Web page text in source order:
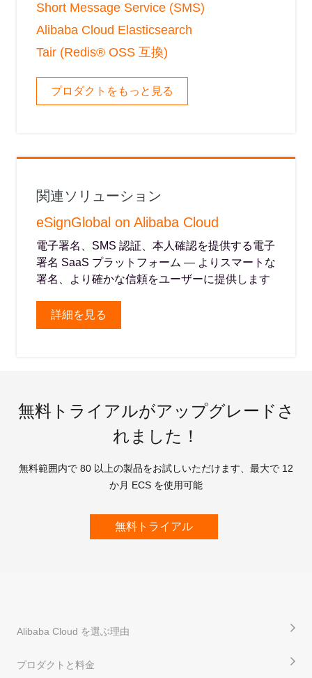
Short Message Service (SMS)
Alibaba Cloud Elasticsearch
Tair (Redis® OSS 互換)
プロダクトをもっと見る
関連ソリューション
eSignGlobal on Alibaba Cloud
電子署名、SMS 認証、本人確認を提供する電子
署名 SaaS プラットフォーム — よりスマートな
署名、より確かな信頼をユーザーに提供します
詳細を見る
無料トライアルがアップグレードさ
れました！
無料範囲内で 80 以上の製品をお試しいただけます、最大で 12
か月 ECS を使用可能
無料トライアル
Alibaba Cloud を選ぶ理由
プロダクトと料金